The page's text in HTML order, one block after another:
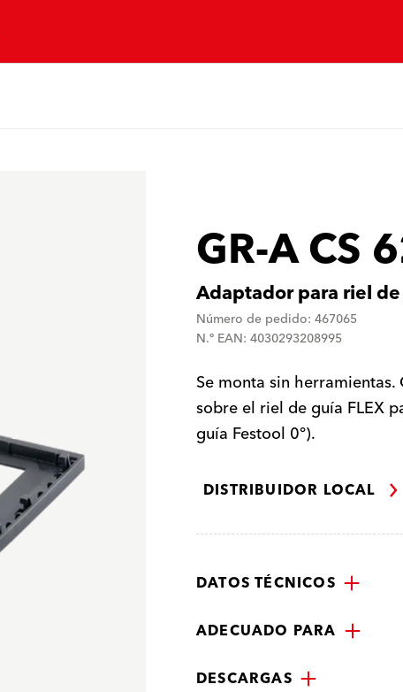
GR-A CS
Adaptador para riel
Número de pedido: 467065
N.º EAN: 4030293208995
Se monta sin
sobre el riel de guía FLEX
guía Festool 0°).
DISTRIBUIDOR LOCAL
DATOS TÉCNICOS
ADECUADO PARA
DESCARGAS